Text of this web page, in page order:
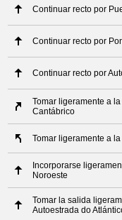
Continuar recto por
Continuar recto por
Continuar recto por
Tomar ligeramente a
Cantábrico
Tomar ligeramente a
Incorporarse
Noroeste
Tomar la salida
Autoestrada do